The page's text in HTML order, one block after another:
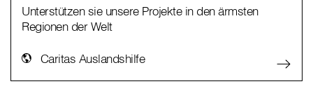
Unterstützen sie unsere Projekte in den ärmsten
Regionen der Welt
Caritas Auslandshilfe